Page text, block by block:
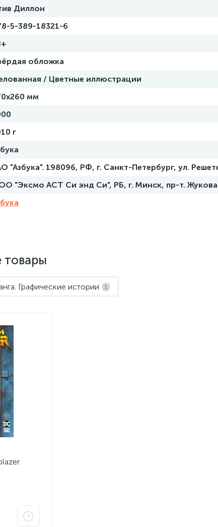
Диллон
5-389-18321-6
обложка
/ Цветные иллюстрации
мм
г
"Азбука". 198096, РФ, г. Санкт-Петербург, ул.
"Эксмо АСТ Си энд Си", РБ, г. Минск, пр-т.
товары
Графические истории 1